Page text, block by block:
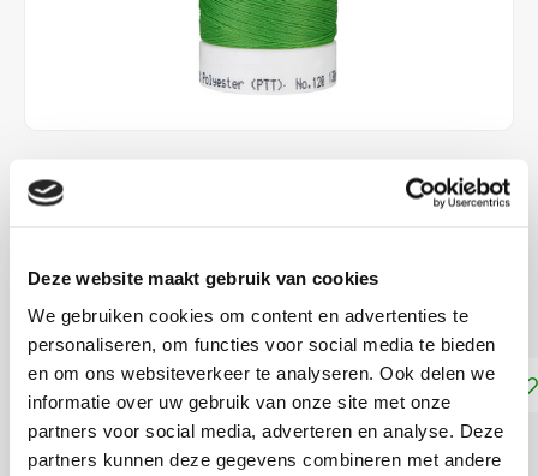
Deze website maakt gebruik van cookies
We gebruiken cookies om content en advertenties te
personaliseren, om functies voor social media te bieden
en om ons websiteverkeer te analyseren. Ook delen we
informatie over uw gebruik van onze site met onze
partners voor social media, adverteren en analyse. Deze
partners kunnen deze gegevens combineren met andere
€4,10
Het perfecte naaigaren voor alle rekbare jersey en tricot
stoffenLees meer
Toevoegen aan winkelwagen